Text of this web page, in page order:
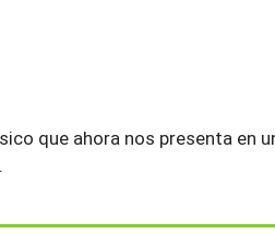
que ahora nos presenta en